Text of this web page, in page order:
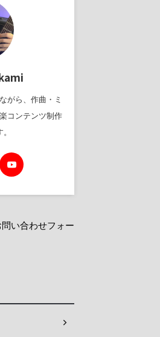
がら、作曲・ミ
コンテンツ制作
い合わせフォー